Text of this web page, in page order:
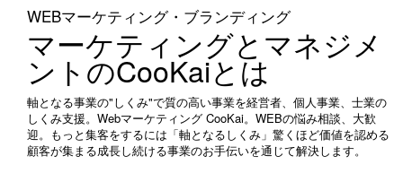
WEBマーケティング・ブランディング
マーケティングとマネジメ
ントのCooKaiとは
軸となる事業の"しくみ"で質の高い事業を経営者、個人事業、士業の
しくみ支援。Webマーケティング CooKai。WEBの悩み相談、大歓
迎。もっと集客をするには「軸となるしくみ」驚くほど価値を認める
顧客が集まる成長し続ける事業のお手伝いを通じて解決します。